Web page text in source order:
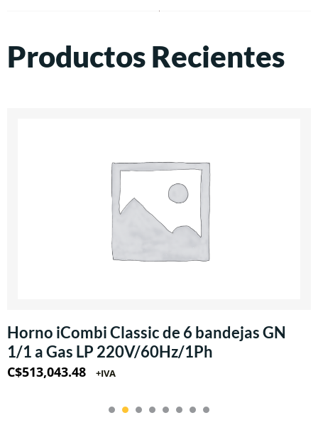
Productos Recientes
Horno iCombi Classic de 6 bandejas GN
1/1 a Gas LP 220V/60Hz/1Ph
C$513,043.48 +IVA